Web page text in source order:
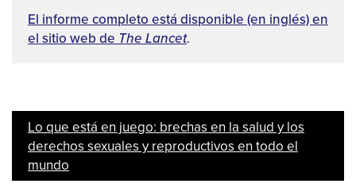
El informe completo está disponible (en inglés) en
el sitio web de The Lancet.
Lo que está en juego: brechas en la salud y los
derechos sexuales y reproductivos en todo el
mundo